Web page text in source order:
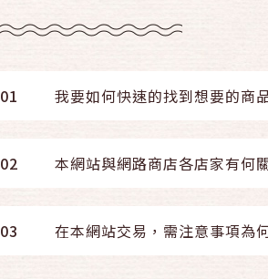
01 我要如何快速的找到想要的商
02 本網站與網路商店各店家有何
03 在本網站交易，需注意事項為